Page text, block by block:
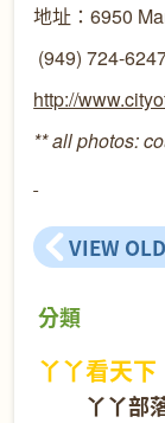
地址：6950
(949) 724-
http://
** all photos:
VIEW
分類
丫丫看天下
丫丫部